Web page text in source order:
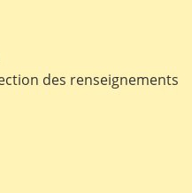
des renseignements